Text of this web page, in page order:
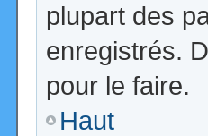
plupart des
enregistrés.
pour le faire.
Haut